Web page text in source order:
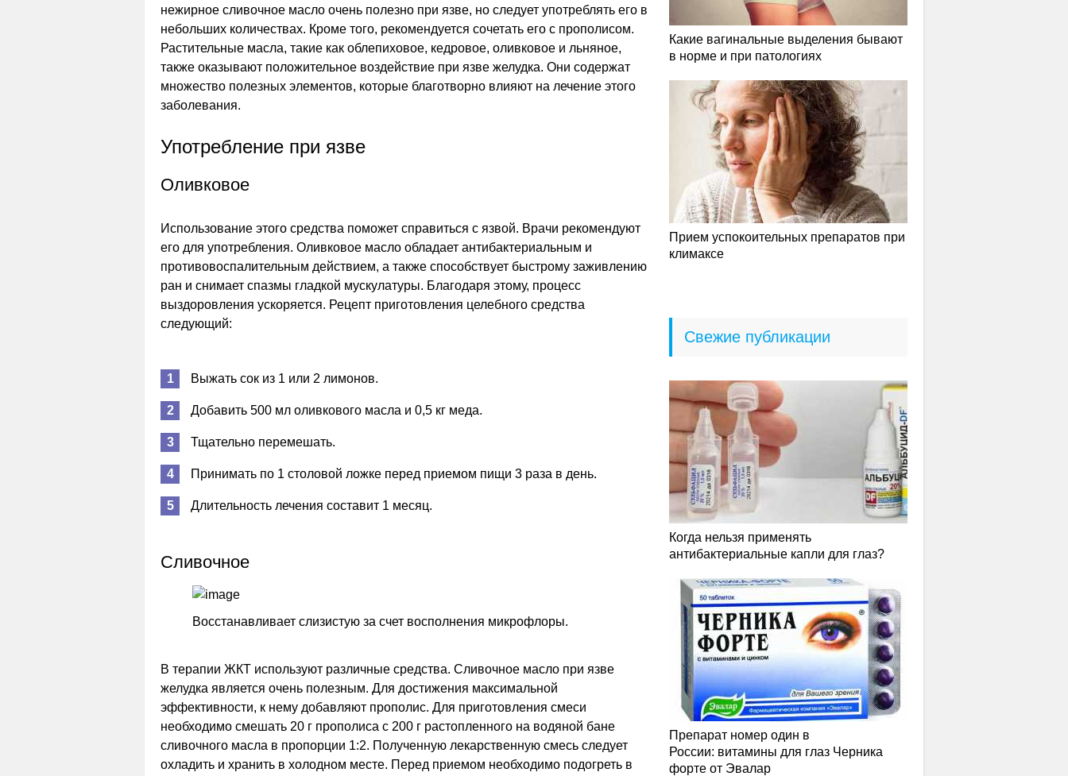
нежирное сливочное масло очень полезно при язве, но следует употреблять его в
небольших количествах. Кроме того, рекомендуется сочетать его с прополисом.
Растительные масла, такие как облепиховое, кедровое, оливковое и льняное,
также оказывают положительное воздействие при язве желудка. Они содержат
множество полезных элементов, которые благотворно влияют на лечение этого
заболевания.
Употребление при язве
Оливковое
Использование этого средства поможет справиться с язвой. Врачи рекомендуют
его для употребления. Оливковое масло обладает антибактериальным и
противовоспалительным действием, а также способствует быстрому заживлению
ран и снимает спазмы гладкой мускулатуры. Благодаря этому, процесс
выздоровления ускоряется. Рецепт приготовления целебного средства
следующий:
Выжать сок из 1 или 2 лимонов.
Добавить 500 мл оливкового масла и 0,5 кг меда.
Тщательно перемешать.
Принимать по 1 столовой ложке перед приемом пищи 3 раза в день.
Длительность лечения составит 1 месяц.
Сливочное
Восстанавливает слизистую за счет восполнения микрофлоры.
В терапии ЖКТ используют различные средства. Сливочное масло при язве
желудка является очень полезным. Для достижения максимальной
эффективности, к нему добавляют прополис. Для приготовления смеси
необходимо смешать 20 г прополиса с 200 г растопленного на водяной бане
сливочного масла в пропорции 1:2. Полученную лекарственную смесь следует
охладить и хранить в холодном месте. Перед приемом необходимо подогреть в
Какие вагинальные выделения бывают
в норме и при патологиях
Прием успокоительных препаратов при
климаксе
Свежие публикации
Когда нельзя применять
антибактериальные капли для глаз?
Препарат номер один в
России: витамины для глаз Черника
форте от Эвалар